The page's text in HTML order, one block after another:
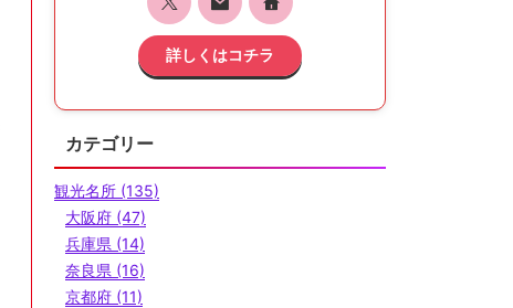
詳しくはコチラ
カテゴリー
観光名所 (135)
大阪府 (47)
兵庫県 (14)
奈良県 (16)
京都府 (11)